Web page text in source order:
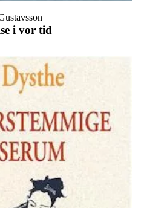
i vor tid